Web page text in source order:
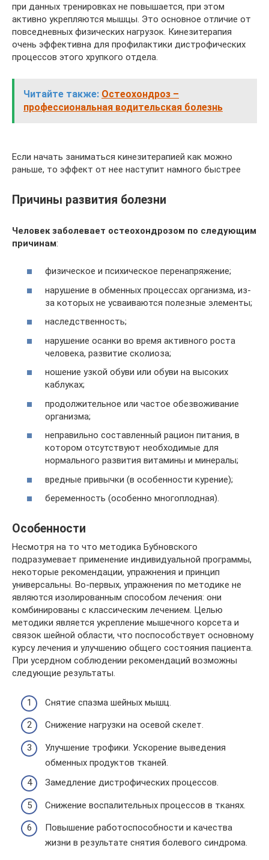
при данных тренировках не повышается, при этом
активно укрепляются мышцы. Это основное отличие от
повседневных физических нагрузок. Кинезитерапия
очень эффективна для профилактики дистрофических
процессов этого хрупкого отдела.
Читайте также: Остеохондроз –
профессиональная водительская болезнь
Если начать заниматься кинезитерапией как можно
раньше, то эффект от нее наступит намного быстрее
Причины развития болезни
Человек заболевает остеохондрозом по следующим
причинам:
физическое и психическое перенапряжение;
нарушение в обменных процессах организма, из-
за которых не усваиваются полезные элементы;
наследственность;
нарушение осанки во время активного роста
человека, развитие сколиоза;
ношение узкой обуви или обуви на высоких
каблуках;
продолжительное или частое обезвоживание
организма;
неправильно составленный рацион питания, в
котором отсутствуют необходимые для
нормального развития витамины и минералы;
вредные привычки (в особенности курение);
беременность (особенно многоплодная).
Особенности
Несмотря на то что методика Бубновского
подразумевает применение индивидуальной программы,
некоторые рекомендации, упражнения и принцип
универсальны. Во-первых, упражнения по методике не
являются изолированным способом лечения: они
комбинированы с классическим лечением. Целью
методики является укрепление мышечного корсета и
связок шейной области, что поспособствует основному
курсу лечения и улучшению общего состояния пациента.
При усердном соблюдении рекомендаций возможны
следующие результаты.
Снятие спазма шейных мышц.
Снижение нагрузки на осевой скелет.
Улучшение трофики. Ускорение выведения
обменных продуктов тканей.
Замедление дистрофических процессов.
Снижение воспалительных процессов в тканях.
Повышение работоспособности и качества
жизни в результате снятия болевого синдрома.